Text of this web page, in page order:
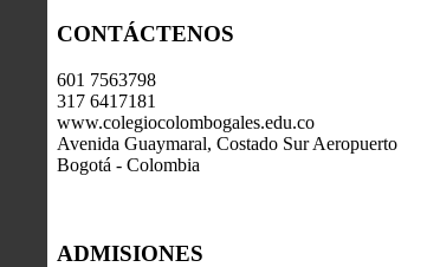
CONTÁCTENOS
601 7563798
317 6417181
www.colegiocolombogales.edu.co
Avenida Guaymaral, Costado Sur Aeropuerto
Bogotá - Colombia
ADMISIONES